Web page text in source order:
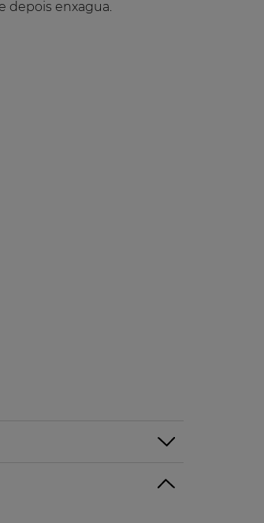
depois enxagua.